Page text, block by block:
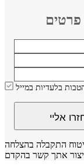
בלעדיות במייל
התקבלה בהצלחה
אתך קשר בהקדם